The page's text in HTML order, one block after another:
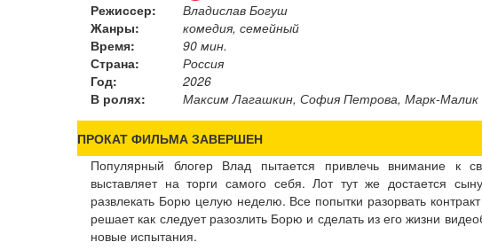
Режиссер:
Владислав Богуш
Жанры:
комедия, семейный
Время:
90 мин.
Страна:
Россия
Год:
2026
В ролях:
Максим Лагашкин, София Петрова, Марк-Малик
ПРОКАТ ФИЛЬМА ЗАВЕРШЕН
Популярный блогер Влад пытается привлечь внимание к
выставляет на торги самого себя. Лот тут же достается
развлекать Борю целую неделю. Все попытки разорвать
решает как следует разозлить Борю и сделать из его жизни
новые испытания.